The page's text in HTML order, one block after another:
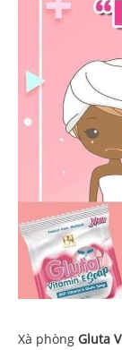
Xà phòng Gluta